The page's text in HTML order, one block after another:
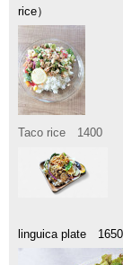
rice）
Taco rice 1400
linguica plate